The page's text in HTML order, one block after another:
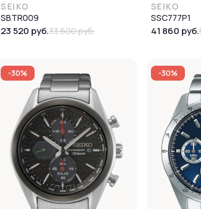
SEIKO
SBTR009
23 520 руб.33 600 руб.
SEIKO
SSC777P1
41 860 руб.
-30% -30%